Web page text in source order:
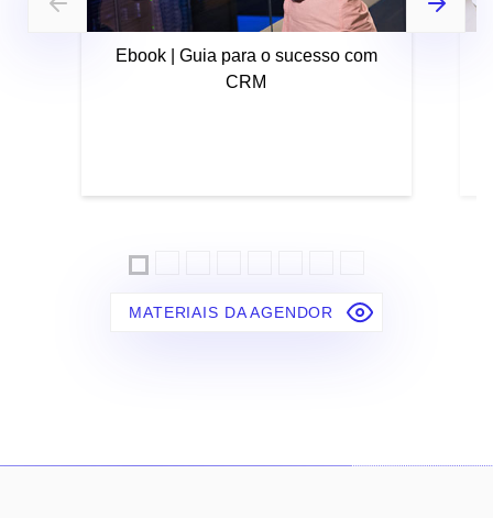
Ebook | Guia para o sucesso com
CRM
MATERIAIS DA AGENDOR